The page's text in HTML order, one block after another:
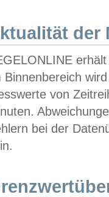
der
Binnenbereich
von
bei der